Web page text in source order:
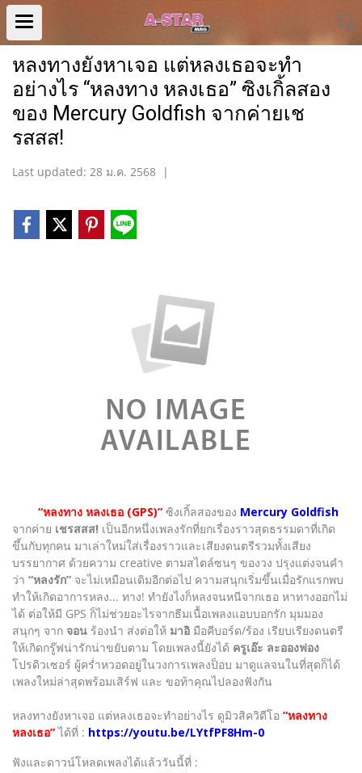
หลงทางยังหาเจอ แต่หลงเธอจะทำ
อย่างไร “หลงทาง หลงเธอ” ซิงเกิ้ลสอง
ของ Mercury Goldfish จากค่ายเช
รสสส!
Last updated: 28 ม.ค. 2568 |
“หลงทาง หลงเธอ (GPS)” ซิงเกิ้ลสองของ Mercury Goldfish
จากค่าย เชรสสส! เป็นอีกหนึ่งเพลงรักที่ยกเรื่องราวสุดธรรมดาที่เกิด
ขึ้นกับทุกคน มาเล่าใหม่ใส่เรื่องราวและเสียงดนตรีรวมทั้งเสียง
บรรยากาศ ด้วยความ creative ตามสไตล์ซนๆ ของวง ปรุงแต่งจนคำ
ว่า “หลงรัก” จะไม่เหมือนเดิมอีกต่อไป ความสนุกเริ่มขึ้นเมื่อรักแรกพบ
ทำให้เกิดอาการหลง... ทาง! ทำยังไงก็หลงจนหนีจากเธอ หาทางออกไม่
ได้ ต่อให้มี GPS ก็ไม่ช่วยอะไรจากธีมเนื้อเพลงแอบบอกรัก มุมมอง
สนุกๆ จาก จอน ร้องนำ ส่งต่อให้ มาอิ มือคีบอร์ด/ร้อง เรียบเรียงดนตรี
ให้เกิดกรู๊ฟน่ารักน่าขยับตาม โดยเพลงนี้ยังได้ ครูเอ๊ะ ละอองฟอง
โปรดิวเซอร์ ผู้คร่ำหวอดอยู่ในวงการเพลงป็อบ มาดูแลจนในที่สุดก็ได้
เพลงใหม่ล่าสุดพร้อมเสิร์ฟ และ ขอท้าคุณไปลองฟังกัน
หลงทางยังหาเจอ แต่หลงเธอจะทำอย่างไร ดูมิวสิควิดีโอ “หลงทาง
หลงเธอ”ได้ที่ : https://youtu.be/LYtfPF8Hm-0
ฟังและดาวน์โหลดเพลงได้แล้ววันนี้ที่ :